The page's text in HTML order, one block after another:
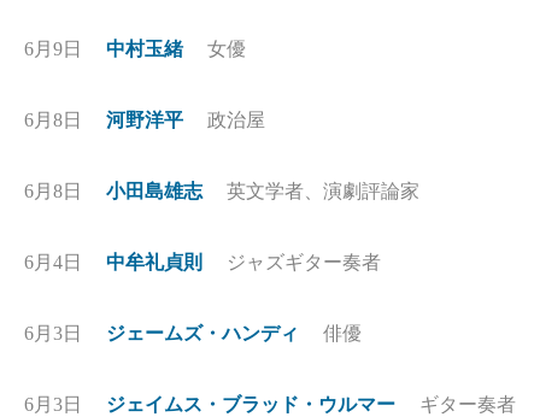
6月9日 中村玉緒 女優
6月8日 河野洋平 政治屋
6月8日 小田島雄志 英文学者、演劇評論家
6月4日 中牟礼貞則 ジャズギター奏者
6月3日 ジェームズ・ハンディ 俳優
6月3日 ジェイムス・ブラッド・ウルマー ギター奏者